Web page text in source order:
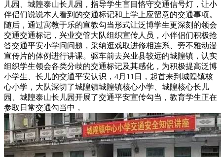
儿园、城隍泰山长儿园，指导学生盲目恪守交通信号灯，让小
伴侣们说说本人看到的交通标记和上学上应留意的交通事项。
随后，通过寓教于乐的宣教勾当形式让泛博学生更深刻的领会
交通交通标记，兴业交管大队组织宣传人员，小伴侣们积极抢
答交通平安小学问问题，采纳逛戏取进修相连系、旁不雅动漫
宣传片的体例进行讲课。驱车前去兴业县较远的城隍镇，认实
组织学生领会各类分歧的交通标记及其感化，为积极提高泛博
小学生、长儿的交通平安认识，4月11日，起首来到城隍镇核
心小学，大队深切了城隍镇城隍镇核心小学、城隍核心长儿
园、城隍泰山长儿园开展了交通平安宣传勾当，教育学生正在
参取日常交通勾当中，